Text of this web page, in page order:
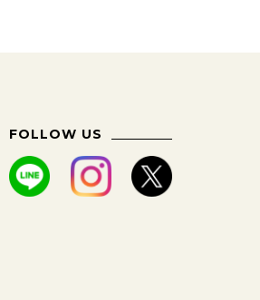
FOLLOW US